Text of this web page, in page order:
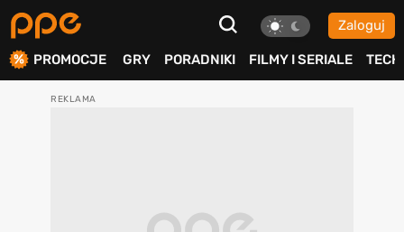
Zaloguj
PROMOCJE GRY PORADNIKI FILMY I SERIALE TECH